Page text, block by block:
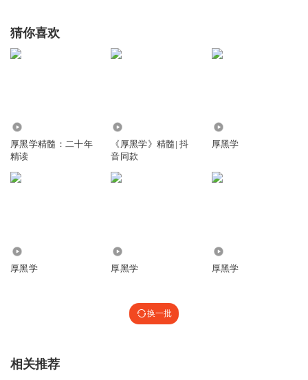
猜你喜欢
厚黑学精髓：二十年
精读
《厚黑学》精髓| 抖
音同款
厚黑学
厚黑学 厚黑学 厚黑学
换一批
相关推荐